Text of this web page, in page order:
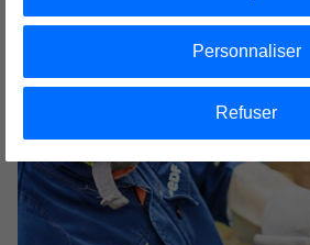
Refuser
Personnaliser